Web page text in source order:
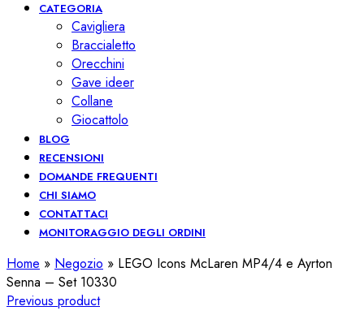
CATEGORIA
Cavigliera
Braccialetto
Orecchini
Gave ideer
Collane
Giocattolo
BLOG
RECENSIONI
DOMANDE FREQUENTI
CHI SIAMO
CONTATTACI
MONITORAGGIO DEGLI ORDINI
Home » Negozio » LEGO Icons McLaren MP4/4 e Ayrton
Senna – Set 10330
Previous product